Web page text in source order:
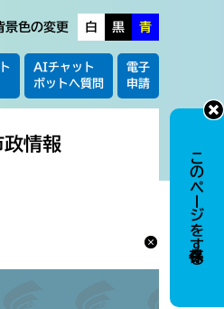
景色の変更 白 黒 青
AIチャット
ボットへ質問
電子
申請
政情報
このページを保存する